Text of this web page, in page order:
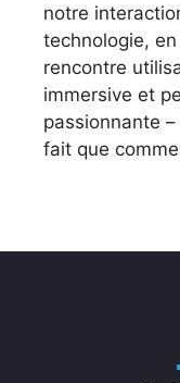
notre
technologie,
rencontre
immersive et
passionnante
fait que